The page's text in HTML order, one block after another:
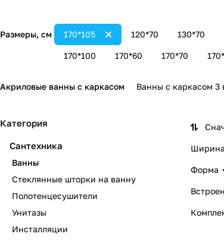
Размеры, см 120*70 130*70
170*100
170*105
170*60 170*70
Акриловые ванны с каркасом Ванны с каркасом 3
Форма
Категория
Сантехника
Ванны
Стеклянные шторки на ванну
Полотенцесушители
Унитазы
Инсталляции